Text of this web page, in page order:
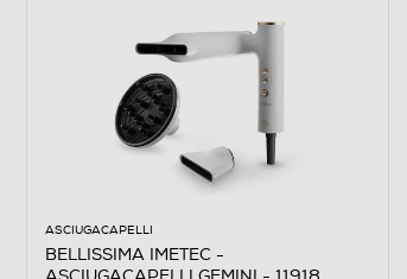
ASCIUGACAPELLI
BELLISSIMA IMETEC -